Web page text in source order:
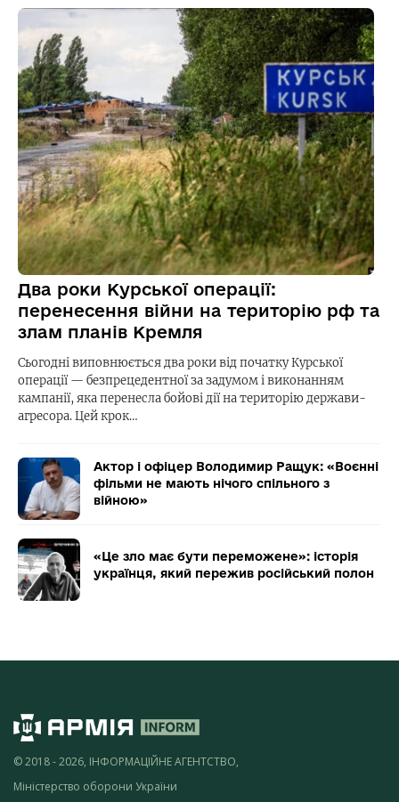
Два роки Курської операції:
перенесення війни на територію рф та
злам планів Кремля
Сьогодні виповнюється два роки від початку Курської
операції — безпрецедентної за задумом і виконанням
кампанії, яка перенесла бойові дії на територію держави-
агресора. Цей крок…
Актор і офіцер Володимир Ращук: «Воєнні
фільми не мають нічого спільного з
війною»
«Це зло має бути переможене»: історія
українця, який пережив російський полон
© 2018 - 2026, ІНФОРМАЦІЙНЕ АГЕНТСТВО,
Міністерство оборони України